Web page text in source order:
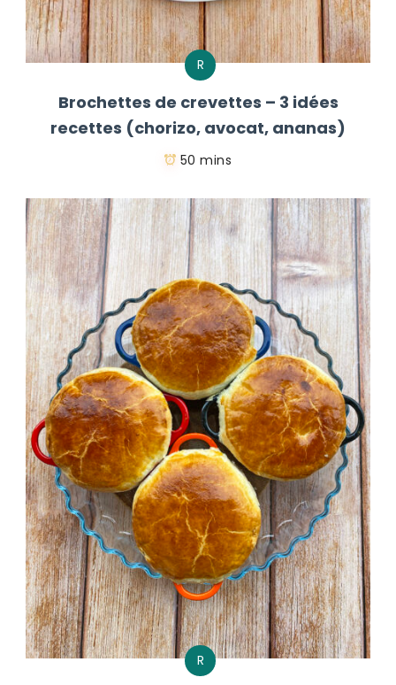
R
Brochettes de crevettes – 3 idées
recettes (chorizo, avocat, ananas)
50 mins
R